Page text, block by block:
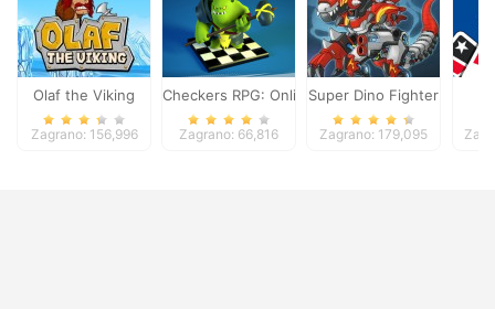
Olaf the Viking
Zagrano: 156,996
Checkers RPG: Online PvP Battle
Zagrano: 66,816
Super Dino Fighter
Zagrano: 179,095